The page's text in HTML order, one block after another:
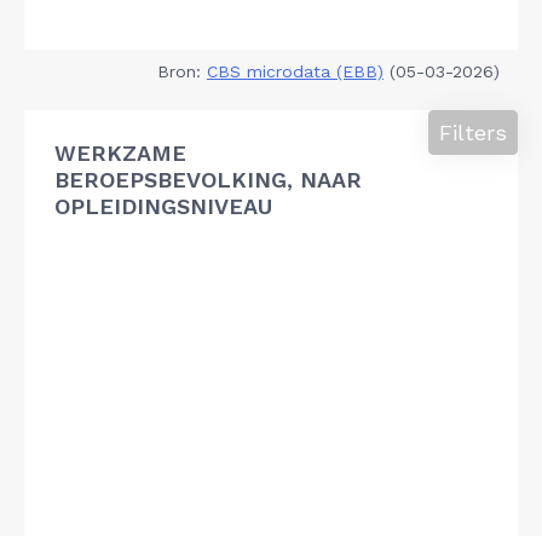
Bron: CBS microdata (EBB) (05-03-2026)
WERKZAME
BEROEPSBEVOLKING, NAAR
OPLEIDINGSNIVEAU
Filters